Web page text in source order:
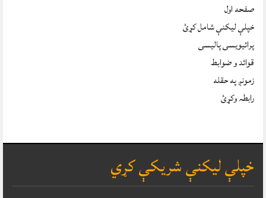
صفحه اول
خپلې ليکنې شامل کړئ
پرائیویسی پالیسی
قوائد و ضوابط
زمونږ په حقله
رابطہ وکړئ
خپلې ليکنې شريکې کړي